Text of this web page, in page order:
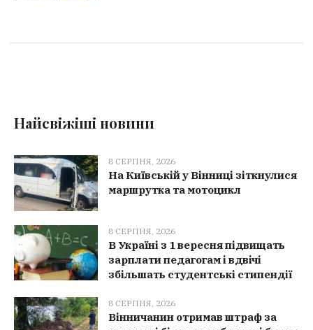
Найсвіжіші новини
8 СЕРПНЯ, 2026
На Київській у Вінниці зіткнулися
маршрутка та мотоцикл
8 СЕРПНЯ, 2026
В Україні з 1 вересня підвищать
зарплати педагогам і вдвічі
збільшать студентські стипендії
8 СЕРПНЯ, 2026
Вінничанин отримав штраф за